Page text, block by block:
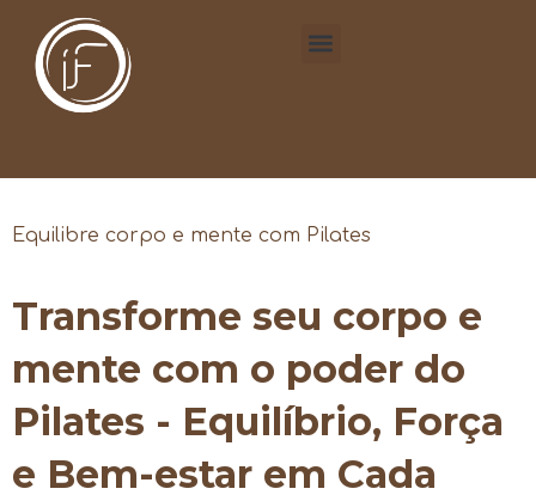
Equilibre corpo e mente com Pilates
Transforme seu corpo e
mente com o poder do
Pilates - Equilíbrio, Força
e Bem-estar em Cada